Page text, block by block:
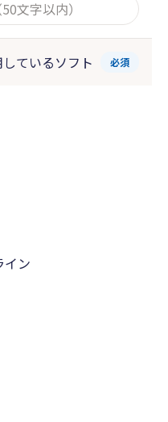
ているソフト 必須
イン